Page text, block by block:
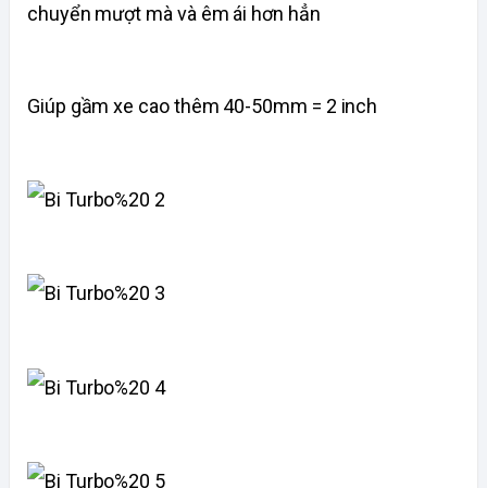
chuyển mượt mà và êm ái hơn hẳn
Giúp gầm xe cao thêm 40-50mm = 2 inch